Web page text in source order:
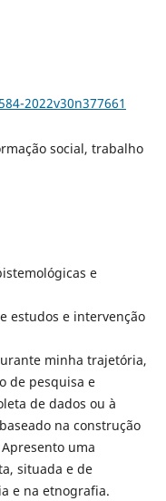
2022v30n377661
social, trabalho
e
estudos e intervenção
minha trajetória,
de pesquisa e
de dados ou à
na construção
uma
situada e de
e na etnografia.